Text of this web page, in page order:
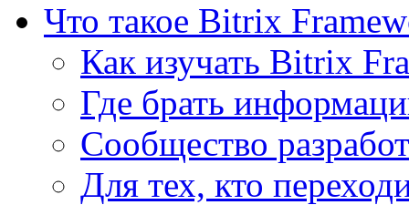
Что такое Bitrix
Как изучать Bitrix
Где брать
Сообщество
Для тех, кто